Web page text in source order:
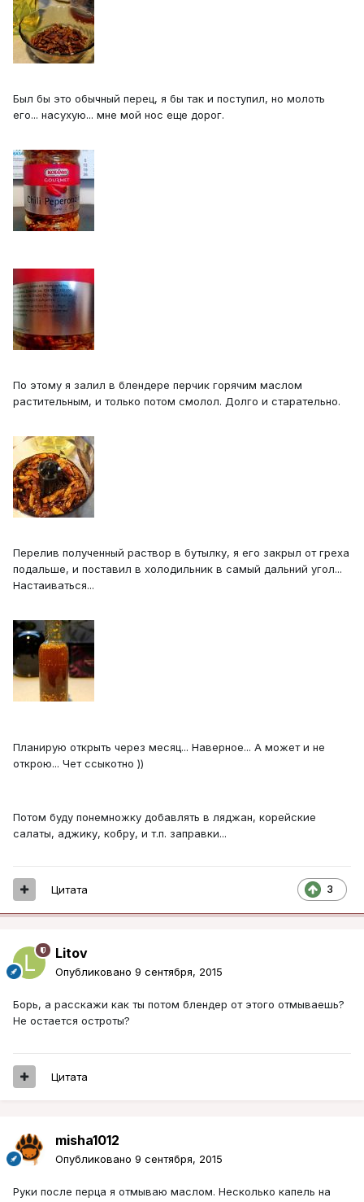
Был бы это обычный перец, я бы так и поступил, но молоть
его... насухую... мне мой нос еще дорог.
По этому я залил в блендере перчик горячим маслом
растительным, и только потом смолол. Долго и старательно.
Перелив полученный раствор в бутылку, я его закрыл от греха
подальше, и поставил в холодильник в самый дальний угол...
Настаиваться...
Планирую открыть через месяц... Наверное... А может и не
открою... Чет ссыкотно ))
Потом буду понемножку добавлять в ляджан, корейские
салаты, аджику, кобру, и т.п. заправки...
3
Цитата
Litov
Опубликовано 9 сентября, 2015
Борь, а расскажи как ты потом блендер от этого отмываешь?
Не остается остроты?
Цитата
misha1012
Опубликовано 9 сентября, 2015
Руки после перца я отмываю маслом. Несколько капель на